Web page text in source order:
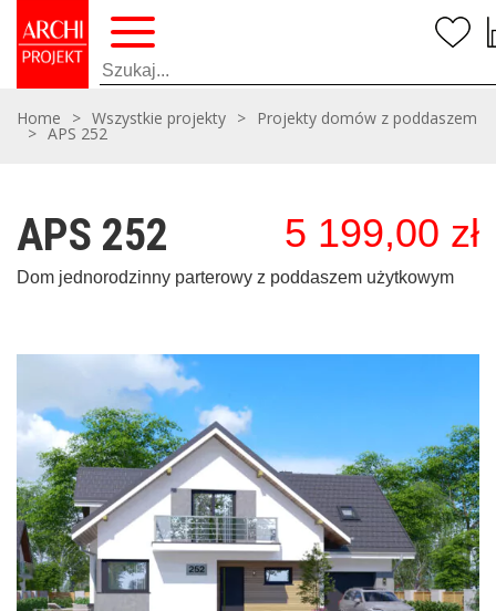
Home > Wszystkie projekty > Projekty domów z poddaszem
> APS 252
APS 252 5 199,00 zł
Dom jednorodzinny parterowy z poddaszem użytkowym